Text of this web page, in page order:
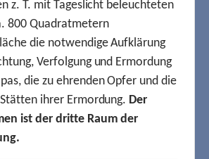
z. T. mit Tageslicht beleuchteten
800 Quadratmetern
die notwendige Aufklärung
Verfolgung und Ermordung
die zu ehrenden Opfer und die
ihrer Ermordung. Der
ist der dritte Raum der